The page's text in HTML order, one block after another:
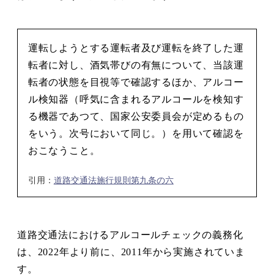
運転しようとする運転者及び運転を終了した運
転者に対し、酒気帯びの有無について、当該運
転者の状態を目視等で確認するほか、アルコー
ル検知器（呼気に含まれるアルコールを検知す
る機器であつて、国家公安委員会が定めるもの
をいう。次号において同じ。）を用いて確認を
おこなうこと。
引用： 道路交通法施行規則第九条の六
道路交通法におけるアルコールチェックの義務化
は、2022年より前に、2011年から実施されていま
す。